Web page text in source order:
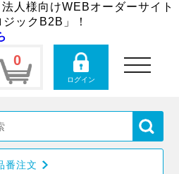
人様向けWEBオーダーサイト
ジックB2B」！
0
ログイン
toggle
navigation
番注文